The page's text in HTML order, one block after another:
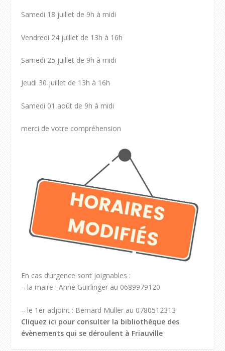
Samedi 18 juillet de 9h à midi
Vendredi 24 juillet de 13h à 16h
Samedi 25 juillet de 9h à midi
Jeudi 30 juillet de 13h à 16h
Samedi 01 août de 9h à midi
merci de votre compréhension
En cas d’urgence sont joignables :
– la maire : Anne Guirlinger au 0689979120
– le 1er adjoint : Bernard Muller au 0780512313
Cliquez ici pour consulter la bibliothèque des
évènements qui se déroulent à Friauville